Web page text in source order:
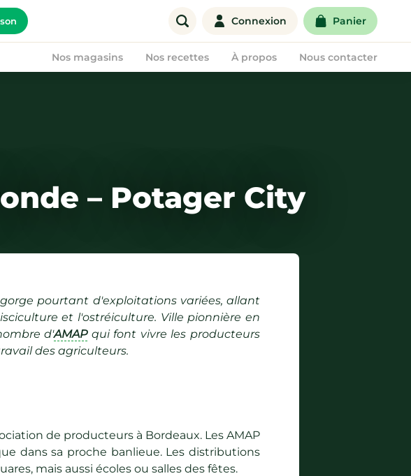
Connexion Panier
Nos magasins Nos recettes À propos Nous contacter
– Potager City
pourtant d'exploitations variées, allant
et l'ostréiculture. Ville pionnière en
d'AMAPqui font vivre les producteurs
des agriculteurs.
de producteurs à Bordeaux. Les AMAP
dans sa proche banlieue. Les distributions
mais aussi écoles ou salles des fêtes.